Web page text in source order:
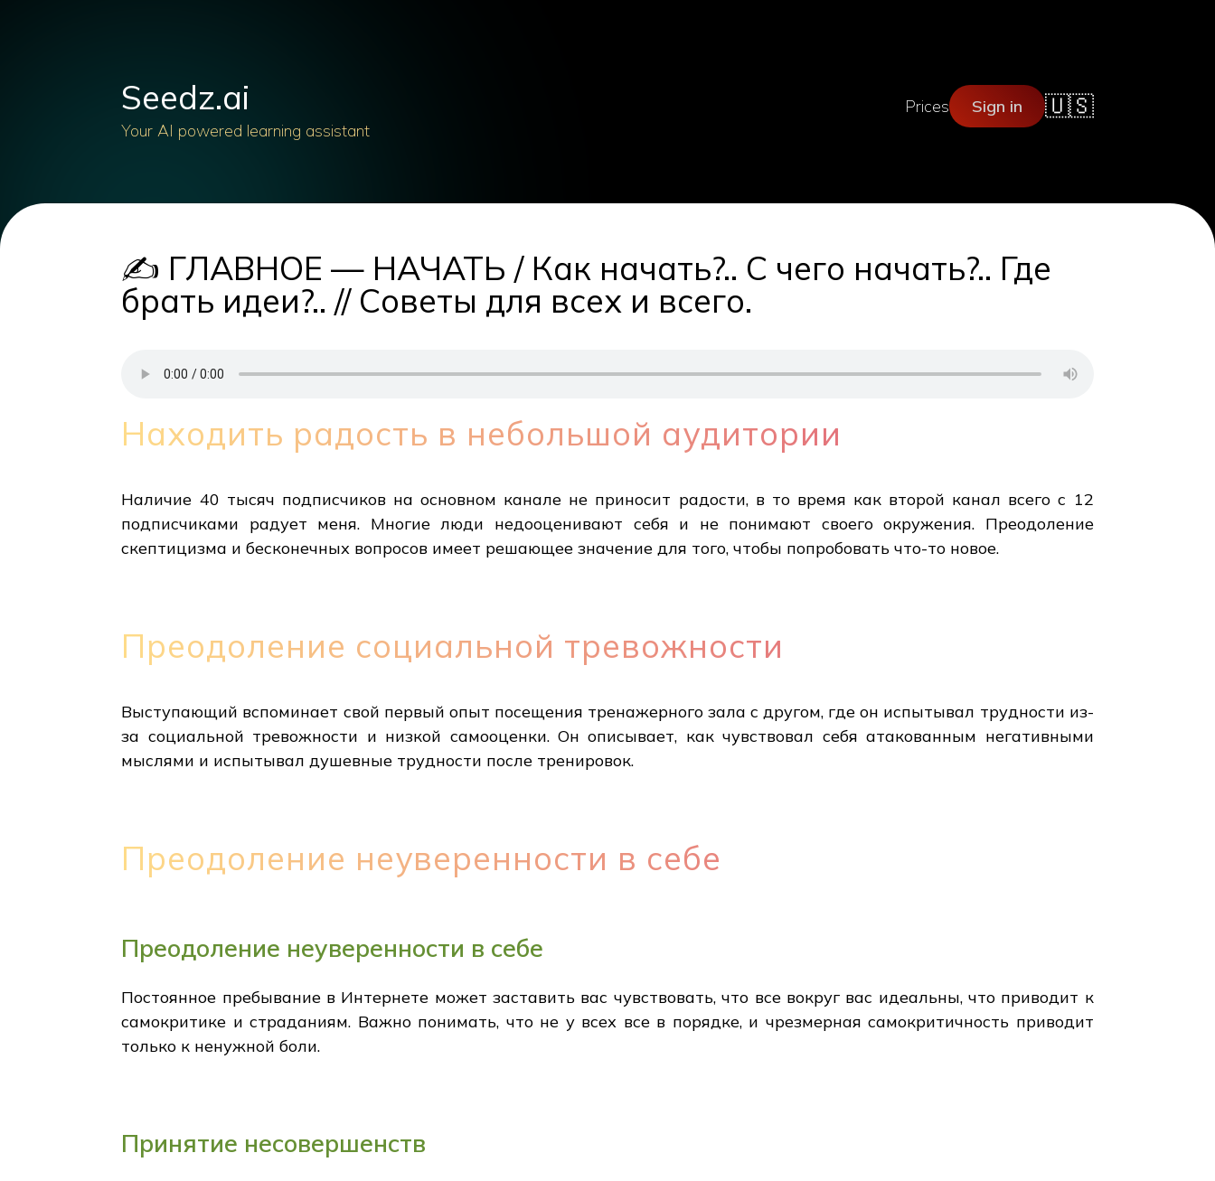
Seedz.ai
Your AI powered learning assistant
Prices Sign in 🇺🇸
✍ ГЛАВНОЕ — НАЧАТЬ / Как начать?.. С чего начать?.. Где
брать идеи?.. // Советы для всех и всего.
Находить радость в небольшой аудитории
Наличие 40 тысяч подписчиков на основном канале не приносит радости, в то время как второй канал всего с 12
подписчиками радует меня. Многие люди недооценивают себя и не понимают своего окружения. Преодоление
скептицизма и бесконечных вопросов имеет решающее значение для того, чтобы попробовать что-то новое.
Преодоление социальной тревожности
Выступающий вспоминает свой первый опыт посещения тренажерного зала с другом, где он испытывал трудности из-
за социальной тревожности и низкой самооценки. Он описывает, как чувствовал себя атакованным негативными
мыслями и испытывал душевные трудности после тренировок.
Преодоление неуверенности в себе
Преодоление неуверенности в себе
Постоянное пребывание в Интернете может заставить вас чувствовать, что все вокруг вас идеальны, что приводит к
самокритике и страданиям. Важно понимать, что не у всех все в порядке, и чрезмерная самокритичность приводит
только к ненужной боли.
Принятие несовершенств